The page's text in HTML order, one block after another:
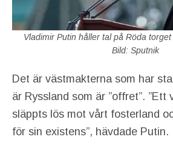
Vladimir Putin håller tal på Röda
Bild: Sputnik
Det är västmakterna som har
är Ryssland som är ”offret”. ”Ett
släppts lös mot vårt fosterland
för sin existens”, hävdade Putin.